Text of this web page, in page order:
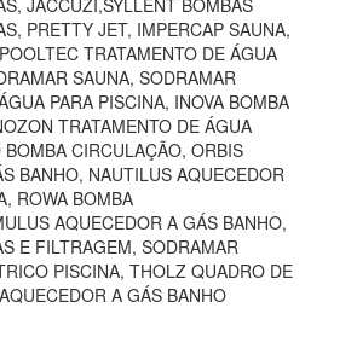
JACCUZI,SYLLENT BOMBAS
PRETTY JET, IMPERCAP SAUNA,
TRATAMENTO DE ÁGUA
SAUNA, SODRAMAR
PARA PISCINA, INOVA BOMBA
TRATAMENTO DE ÁGUA
CIRCULAÇÃO, ORBIS
BANHO, NAUTILUS AQUECEDOR
ROWA BOMBA
AQUECEDOR A GÁS BANHO,
E FILTRAGEM, SODRAMAR
PISCINA, THOLZ QUADRO DE
A GÁS BANHO